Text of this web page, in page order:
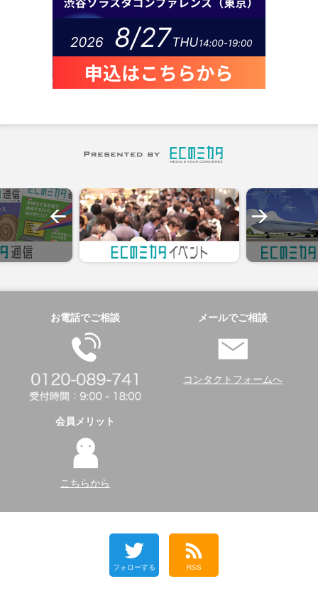
お電話でご相談 メールでご相談
コンタクトフォームへ
会員メリット
こちらから
フォローする RSS